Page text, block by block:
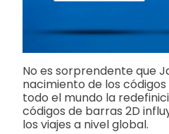
No es sorprendente que
nacimiento de los
todo el mundo la
códigos de barras 2D
los viajes a nivel global.